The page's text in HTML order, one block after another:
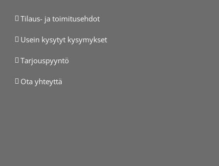
Tilaus- ja toimitusehdot
Usein kysytyt kysymykset
Tarjouspyyntö
Ota yhteyttä